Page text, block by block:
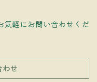
気軽にお問い合わせくだ
わせ